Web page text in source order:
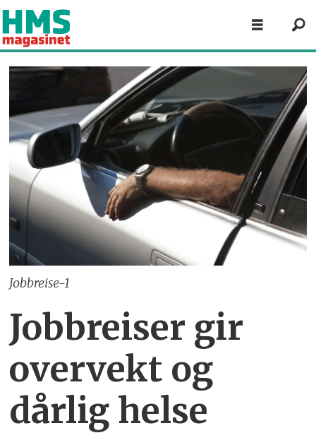
Jobbreise-1
Jobbreiser gir
overvekt og
dårlig helse